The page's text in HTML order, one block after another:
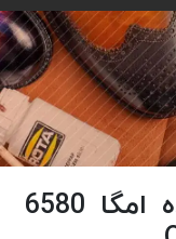
نخ بافت موم خورده امگا 6580